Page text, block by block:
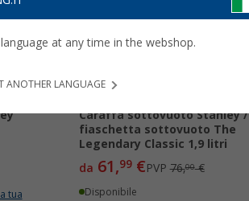
tua
Caraffa sottovuoto Stanley /
fiaschetta sottovuoto The
Legendary Classic 1,9 litri
da 61,99€PVP76,00€
Disponibile
at any time in the webshop.
ANOTHER LANGUAGE